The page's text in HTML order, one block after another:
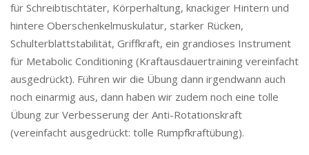
für Schreibtischtäter, Körperhaltung, knackiger Hintern und
hintere Oberschenkelmuskulatur, starker Rücken,
Schulterblattstabilität, Griffkraft, ein grandioses Instrument
für Metabolic Conditioning (Kraftausdauertraining vereinfacht
ausgedrückt). Führen wir die Übung dann irgendwann auch
noch einarmig aus, dann haben wir zudem noch eine tolle
Übung zur Verbesserung der Anti-Rotationskraft
(vereinfacht ausgedrückt: tolle Rumpfkraftübung).